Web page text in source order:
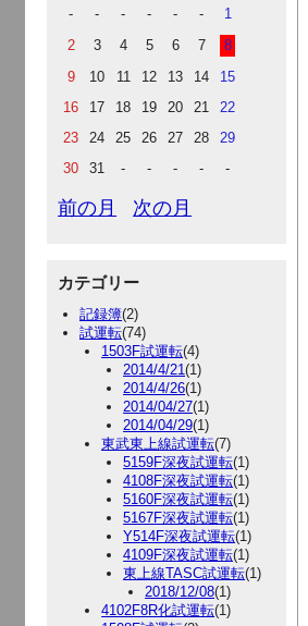
-
- - - - -
1
2
3 4 5 6 7
8
9
10 11 12 13 14
15
16
17 18 19 20 21
22
23
24 25 26 27 28
29
30
31 - - - - -
前の月 次の月
カテゴリー
記録簿(2)
試運転(74)
1503F試運転(4)
2014/4/21(1)
2014/4/26(1)
2014/04/27(1)
2014/04/29(1)
東武東上線試運転(7)
5159F深夜試運転(1)
4108F深夜試運転(1)
5160F深夜試運転(1)
5167F深夜試運転(1)
Y514F深夜試運転(1)
4109F深夜試運転(1)
東上線TASC試運転(1)
2018/12/08(1)
4102F8R化試運転(1)